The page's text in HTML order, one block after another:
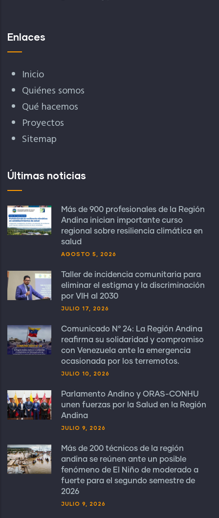
Enlaces
Inicio
Quiénes somos
Qué hacemos
Proyectos
Sitemap
Últimas noticias
Más de 900 profesionales de la Región
Andina inician importante curso
regional sobre resiliencia climática en
salud
AGOSTO 5, 2026
Taller de incidencia comunitaria para
eliminar el estigma y la discriminación
por VIH al 2030
JULIO 17, 2026
Comunicado N° 24: La Región Andina
reafirma su solidaridad y compromiso
con Venezuela ante la emergencia
ocasionada por los terremotos.
JULIO 10, 2026
Parlamento Andino y ORAS-CONHU
unen fuerzas por la Salud en la Región
Andina
JULIO 9, 2026
Más de 200 técnicos de la región
andina se reúnen ante un posible
fenómeno de El Niño de moderado a
fuerte para el segundo semestre de
2026
JULIO 9, 2026